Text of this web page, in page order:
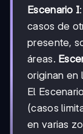
Escenario I
casos de
presente,
áreas.
originan en
El
(casos
en varias